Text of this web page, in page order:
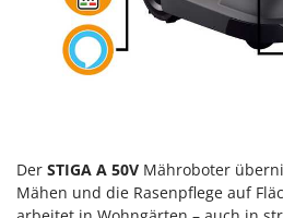
Laderampe aus Aluminium
Laubsauger - Laubbläser
Luftkühler
Enotecnica Pillan
Eschenfelder
EuroMech
F
FAC
Fama Industrie
Der STIGA A 50V Mähroboter
Mähen und die Rasenpflege auf